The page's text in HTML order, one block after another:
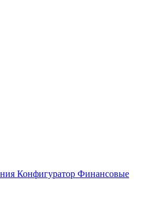
Конфигуратор Финансовые